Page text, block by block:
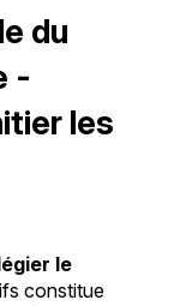
du
-
les
le
constitue